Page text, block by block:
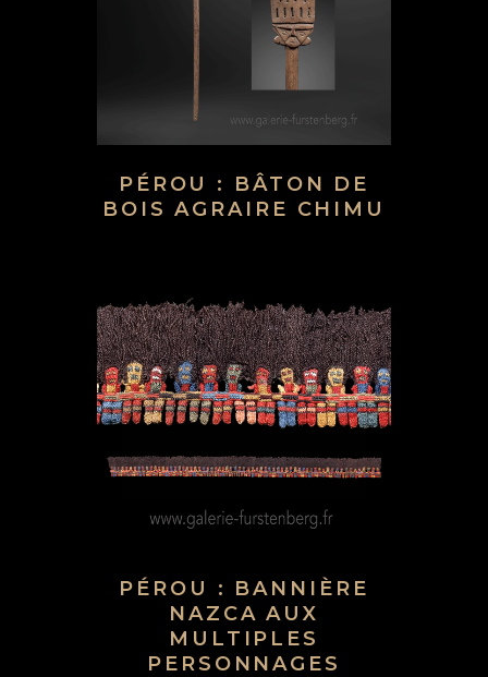
PÉROU : BÂTON DE
BOIS AGRAIRE CHIMU
PÉROU : BANNIÈRE
NAZCA AUX
MULTIPLES
PERSONNAGES